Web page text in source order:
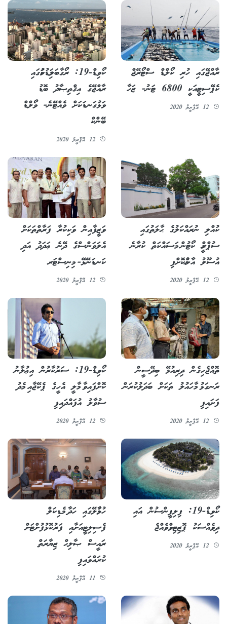
ރާއްޖޭގައި ހުރި ކޯލްޑް ސްޓޯރޭޖް
ކެޕޭސިޓީއަކީ 6800 ޓަނު- ޒަހާ
ކޯވިޑް-19: ރޯގާބަލިމަޑުކަމުގައި
ރާއްޖޭގެ އިޤްތިޞާދު ބޮޑު
ވަޅުގަނޑަކަށް ވެއްޓޭނެ- ވޯލްޑް
ބޭންކް
ކުއްލި ނުރައްކަލުގެ ޙާލަތުގައި
ސުޕްރީމް ކޯޓުން މަސައްކަތް ކުރާނެ
އުސޫލު އާންމުކޮށްފި
ވަޒީފާއިން ވަކިކުރާ ފަރާތްތަކަށް
އެލަވަންސްގެ ދޭނެ ޢަދަދު އަދި
ކަނޑަނޭޅޭ- މިނިސްޓަރ
ތޮއްޖެހިގެން ދިރިއުޅޭ ބިދޭސީން
ރަނގަޅު މާހައުލު ތަކަށް ބަދަލުކުރަން
ފަށައިފި
ކޯވިޑް-19: ސަރުކާރުން އިޢުލާނު
ކޮށްފައިވާ މާލީ އެހީގެ ޕެކޭޖާއި މެދު
ސުވާލު އުފައްދައިފި
ކޯވިޑް-19: ފިލިޕީންސުން އައި
ދިވެއްސަކު ޕޮޒިޓިވްވެއްޖެ
ހުޅުމާލޭގައި ހަދާ މެޑިކަލް
ފެސިލިޓީއަށާއި ފަރުކޮޅުފުށްޓަށް
ރައީސް ޞާލިޙް ޒިޔާރަތް
ކުރައްވައިފި